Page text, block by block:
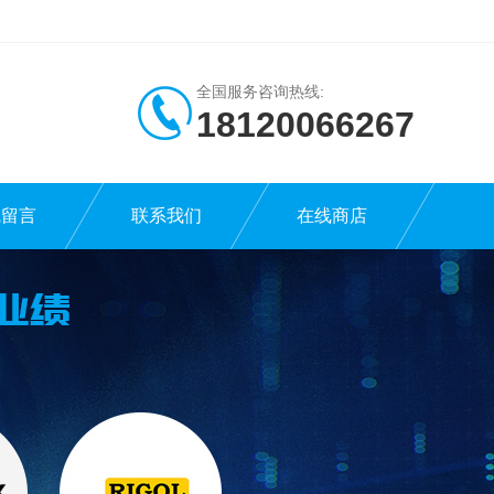
全国服务咨询热线:
18120066267
言 联系我们 在线商店